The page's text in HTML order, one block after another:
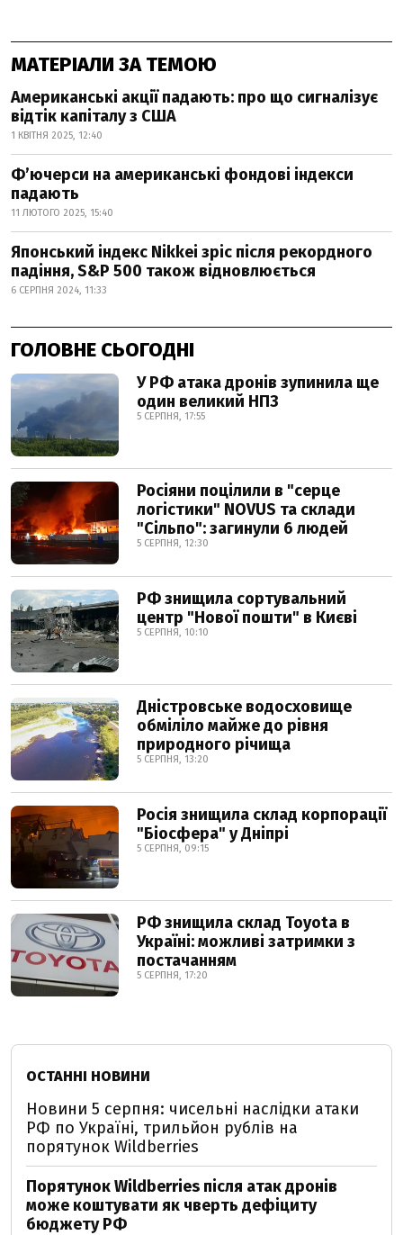
МАТЕРІАЛИ ЗА ТЕМОЮ
Американські акції падають: про що сигналізує
відтік капіталу з США
1 КВІТНЯ 2025, 12:40
Фʼючерси на американські фондові індекси
падають
11 ЛЮТОГО 2025, 15:40
Японський індекс Nikkei зріс після рекордного
падіння, S&P 500 також відновлюється
6 СЕРПНЯ 2024, 11:33
ГОЛОВНЕ СЬОГОДНІ
У РФ атака дронів зупинила ще
один великий НПЗ
5 СЕРПНЯ, 17:55
Росіяни поцілили в "серце
логістики" NOVUS та склади
"Сільпо": загинули 6 людей
5 СЕРПНЯ, 12:30
РФ знищила сортувальний
центр "Нової пошти" в Києві
5 СЕРПНЯ, 10:10
Дністровське водосховище
обміліло майже до рівня
природного річища
5 СЕРПНЯ, 13:20
Росія знищила склад корпорації
"Біосфера" у Дніпрі
5 СЕРПНЯ, 09:15
РФ знищила склад Toyota в
Україні: можливі затримки з
постачанням
5 СЕРПНЯ, 17:20
ОСТАННІ НОВИНИ
Новини 5 серпня: чисельні наслідки атаки
РФ по Україні, трильйон рублів на
порятунок Wildberries
Порятунок Wildberries після атак дронів
може коштувати як чверть дефіциту
бюджету РФ